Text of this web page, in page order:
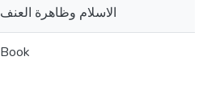
الاسلام وظاهرة العنف
Book